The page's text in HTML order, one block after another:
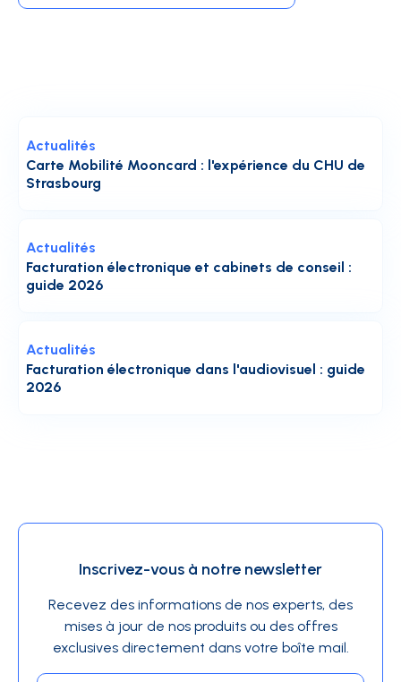
Carte Mobilité Mooncard : l'expérience du CHU de
Strasbourg
Actualités
Facturation électronique et cabinets de conseil :
guide 2026
Actualités
Facturation électronique dans l'audiovisuel : guide
2026
Actualités
Inscrivez-vous à notre newsletter
Recevez des informations de nos experts, des
mises à jour de nos produits ou des offres
exclusives directement dans votre boîte mail.